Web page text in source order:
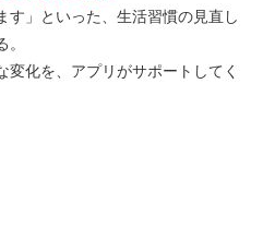
す」といった、生活習慣の見直し
変化を、アプリがサポートしてく